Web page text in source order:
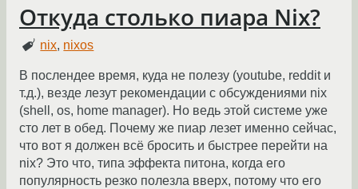
Откуда столько пиара Nix?
nix, nixos
В послендее время, куда не полезу (youtube, reddit и
т.д.), везде лезут рекомендации с обсуждениями nix
(shell, os, home manager). Но ведь этой системе уже
сто лет в обед. Почему же пиар лезет именно сейчас,
что вот я должен всё бросить и быстрее перейти на
nix? Это что, типа эффекта питона, когда его
популярность резко полезла вверх, потому что его